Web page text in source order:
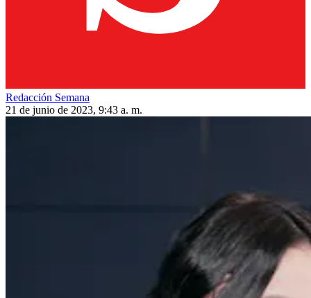
Redacción Semana
21 de junio de 2023, 9:43 a. m.